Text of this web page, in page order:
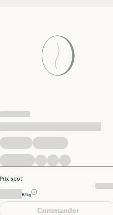
Prix spot
€/kg
Commander